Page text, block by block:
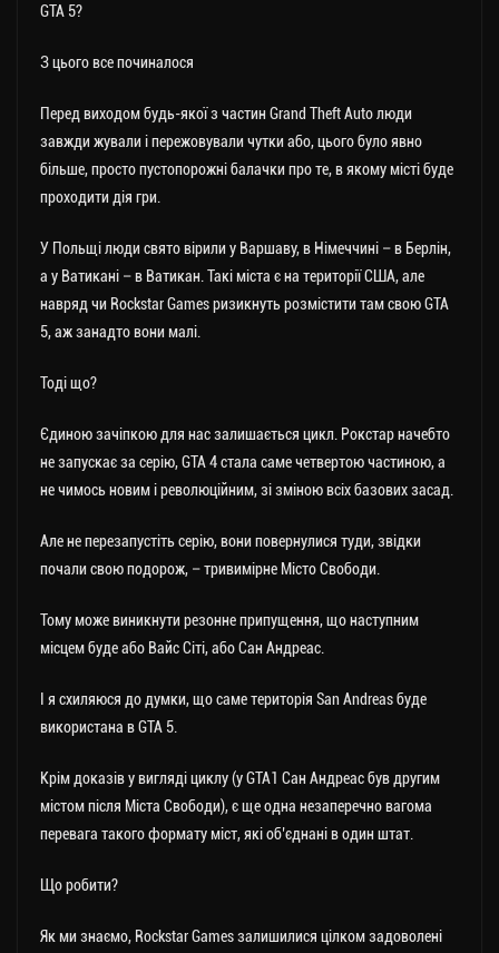
GTA 5?
З цього все починалося
Перед виходом будь-якої з частин Grand Theft Auto люди
завжди жували і пережовували чутки або, цього було явно
більше, просто пустопорожні балачки про те, в якому місті буде
проходити дія гри.
У Польщі люди свято вірили у Варшаву, в Німеччині – в Берлін,
а у Ватикані – в Ватикан. Такі міста є на території США, але
навряд чи Rockstar Games ризикнуть розмістити там свою GTA
5, аж занадто вони малі.
Тоді що?
Єдиною зачіпкою для нас залишається цикл. Рокстар начебто
не запускає за серію, GTA 4 стала саме четвертою частиною, а
не чимось новим і революційним, зі зміною всіх базових засад.
Але не перезапустіть серію, вони повернулися туди, звідки
почали свою подорож, – тривимірне Місто Свободи.
Тому може виникнути резонне припущення, що наступним
місцем буде або Вайс Сіті, або Сан Андреас.
І я схиляюся до думки, що саме територія San Andreas буде
використана в GTA 5.
Крім доказів у вигляді циклу (у GTA1 Сан Андреас був другим
містом після Міста Свободи), є ще одна незаперечно вагома
перевага такого формату міст, які об’єднані в один штат.
Що робити?
Як ми знаємо, Rockstar Games залишилися цілком задоволені